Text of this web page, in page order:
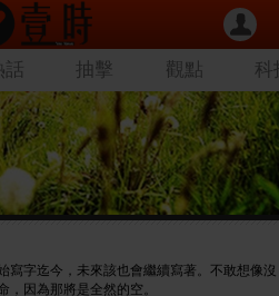
話 抽擊 觀點 科
寫字迄今，未來該也會繼續寫著。不敢想像沒
，因為那將是全然的空。